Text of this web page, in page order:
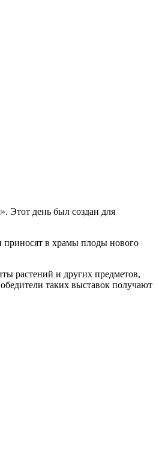
Этот день был создан для
приносят в храмы плоды нового
растений и других предметов,
таких выставок получают